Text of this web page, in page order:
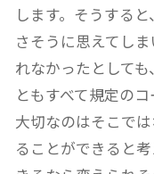
します。そうする
さそうに思えてし
れなかったとして
ともすべて規定のコ
大切なのはそこで
ることができると